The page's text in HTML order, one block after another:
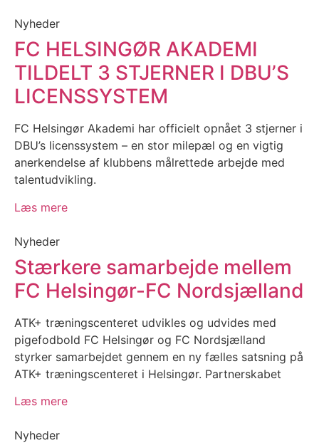
Nyheder
FC HELSINGØR AKADEMI
TILDELT 3 STJERNER I DBU’S
LICENSSYSTEM
FC Helsingør Akademi har officielt opnået 3 stjerner i
DBU’s licenssystem – en stor milepæl og en vigtig
anerkendelse af klubbens målrettede arbejde med
talentudvikling.
Læs mere
Nyheder
Stærkere samarbejde mellem
FC Helsingør-FC Nordsjælland
ATK+ træningscenteret udvikles og udvides med
pigefodbold FC Helsingør og FC Nordsjælland
styrker samarbejdet gennem en ny fælles satsning på
ATK+ træningscenteret i Helsingør. Partnerskabet
Læs mere
Nyheder